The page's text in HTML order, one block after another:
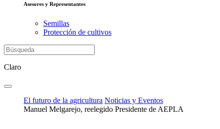
Asesores y Representantes
Semillas
Protección de cultivos
Claro
El futuro de la agricultura Noticias y Eventos
Manuel Melgarejo, reelegido Presidente de AEPLA